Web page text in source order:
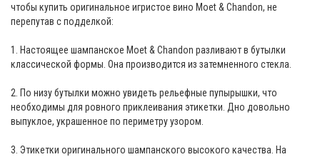
чтобы купить оригинальное игристое вино Moet & Chandon, не
перепутав с подделкой:
1. Настоящее шампанское Moet & Chandon разливают в бутылки
классической формы. Она производится из затемненного стекла.
2. По низу бутылки можно увидеть рельефные пупырышки, что
необходимы для ровного приклеивания этикетки. Дно довольно
выпуклое, украшенное по периметру узором.
3. Этикетки оригинального шампанского высокого качества. На